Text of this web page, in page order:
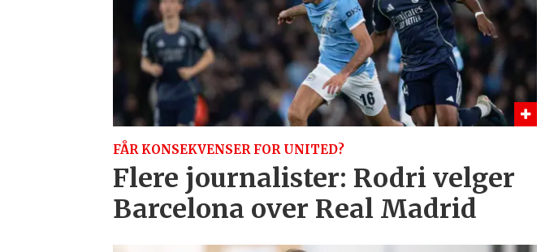
FÅR KONSEKVENSER FOR UNITED?
Flere journalister: Rodri velger
Barcelona over Real Madrid